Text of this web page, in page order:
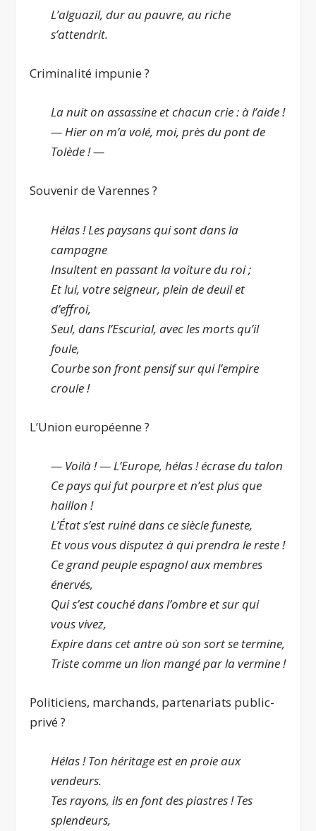
L’alguazil, dur au pauvre, au riche
s’attendrit.
Criminalité impunie ?
La nuit on assassine et chacun crie : à l’aide !
— Hier on m’a volé, moi, près du pont de
Tolède ! —
Souvenir de Varennes ?
Hélas ! Les paysans qui sont dans la
campagne
Insultent en passant la voiture du roi ;
Et lui, votre seigneur, plein de deuil et
d’effroi,
Seul, dans l’Escurial, avec les morts qu’il
foule,
Courbe son front pensif sur qui l’empire
croule !
L’Union européenne ?
— Voilà ! — L’Europe, hélas ! écrase du talon
Ce pays qui fut pourpre et n’est plus que
haillon !
L’État s’est ruiné dans ce siècle funeste,
Et vous vous disputez à qui prendra le reste !
Ce grand peuple espagnol aux membres
énervés,
Qui s’est couché dans l’ombre et sur qui
vous vivez,
Expire dans cet antre où son sort se termine,
Triste comme un lion mangé par la vermine !
Politiciens, marchands, partenariats public-
privé ?
Hélas ! Ton héritage est en proie aux
vendeurs.
Tes rayons, ils en font des piastres ! Tes
splendeurs,